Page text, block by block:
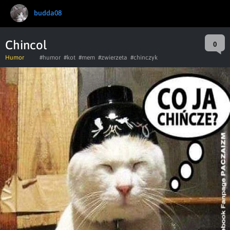
budda08
Chincol 0
Humor #humor #kot #mem #zwierzeta #chinczyk